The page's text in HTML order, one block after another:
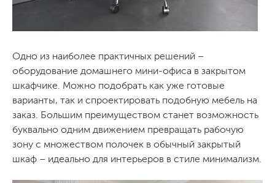
Одно из наиболее практичных решений –
оборудование домашнего мини-офиса в закрытом
шкафчике. Можно подобрать как уже готовые
варианты, так и спроектировать подобную мебель на
заказ. Большим преимуществом станет возможность
буквально одним движением превращать рабочую
зону с множеством полочек в обычный закрытый
шкаф – идеально для интерьеров в стиле минимализм.